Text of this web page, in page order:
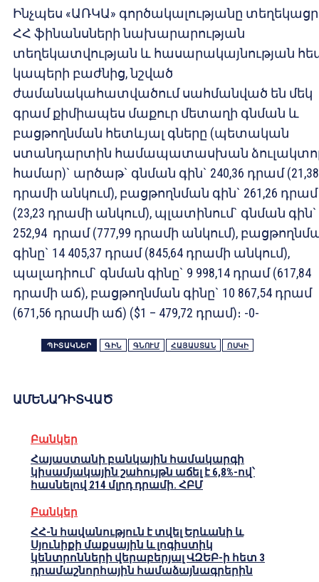
Ինչպես «ԱՌԿԱ» գործակալությանը
ՀՀ ֆինանսների նախարարության
տեղեկատվության և հասարակայնության
կապերի բաժնից, նշված
ժամանակահատվածում սահմանված են մեկ
գրամ քիմիապես մաքուր մետաղի գնման և
բացթողնման հետևյալ գները (պետական
ստանդարտին համապատասխան
համար)` արծաթ` գնման գին` 240,36 դրամ (21,38
դրամի անկում), բացթողնման գին` 261,26 դրամ
(23,23 դրամի անկում), պլատինում` գնման գին`
252,94 դրամ (777,99 դրամի անկում),
գինը` 14 405,37 դրամ (845,64 դրամի անկում),
պալադիում` գնման գինը` 9 998,14 դրամ (617,84
դրամի աճ), բացթողնման գինը` 10 867,54 դրամ
(671,56 դրամի աճ) ($1 – 479,72 դրամ)։ -0-
ՊԻՏԱԿՆԵՐ ԳԻՆ ԳՆՈՒՄ ՀԱՅԱՍՏԱՆ ՈՍԿԻ
ԱՄԵՆԱԴԻՏՎԱԾ
Բանկեր
Հայաստանի բանկային համակարգի
կիսամյակային շահույթն աճել է 6,8%-ով՝
հասնելով 214 մլրդ դրամի. ՀԲՄ
Բանկեր
ՀՀ-ն հավանություն է տվել Երևանի և
Սյունիքի մաքսային և լոգիստիկ
կենտրոնների վերաբերյալ ՎԶԵԲ-ի հետ 3
դրամաշնորհային համաձայնագրերին